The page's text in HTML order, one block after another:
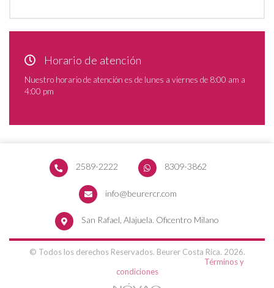
Horario de atención
Nuestro horario de atención es de lunes a viernes de 8:00 am a
4:00 pm
2589-2222 8309-3862
info@beurercr.com
San Rafael, Alajuela. Oficentro Milano
© Todos los derechos Reservados. Beurer Costa Rica. 2026.
Términos y
condiciones